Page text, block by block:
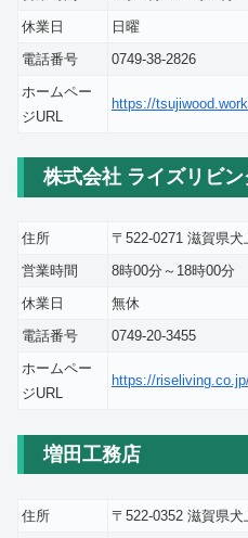
休業日
日曜
電話番号
0749-38-2826
ホームペー
ジURL
https://
株式会社 ライズリビン
住所 〒522-0271 滋賀県
営業時間
8時00分～18時00分
休業日
無休
電話番号
0749-20-3455
ホームペー
ジURL
https://
増田工務店
住所 〒522-0352 滋賀県